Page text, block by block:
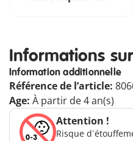
Informations
Information additionnelle
Référence de l’article:
Age: À partir de 4 an(s)
Attention !
Risque